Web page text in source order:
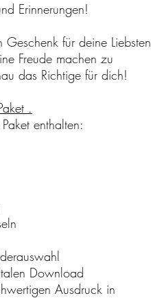
Erinnerungen!
für deine Liebsten
Freude machen zu
das Richtige für dich!
.
enthalten:
Download
Ausdruck in